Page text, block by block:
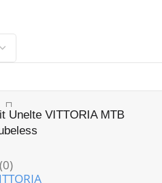
Unelte VITTORIA MTB
(0)